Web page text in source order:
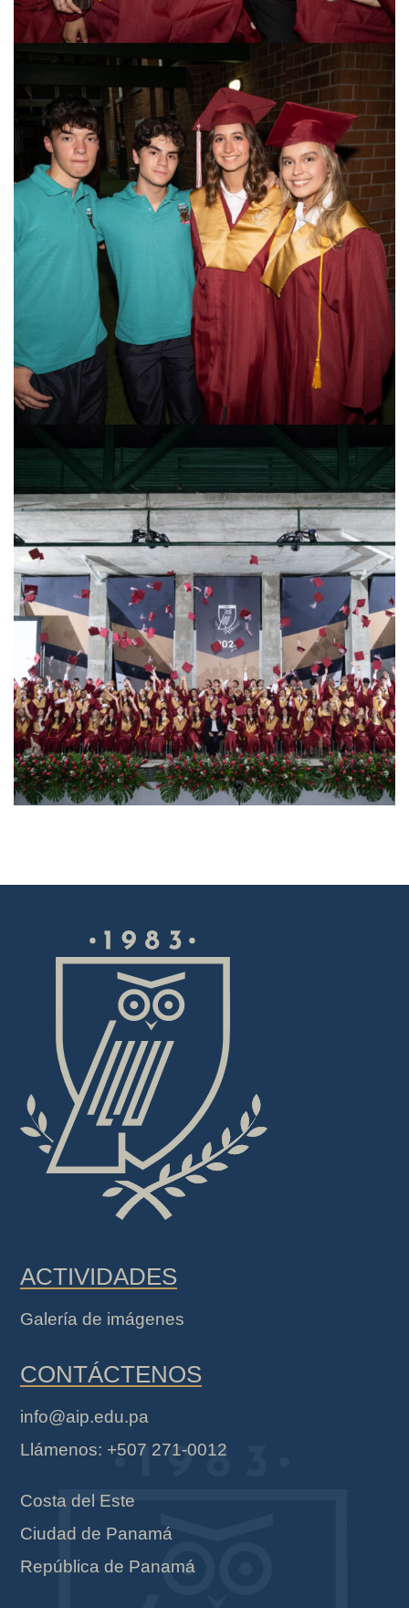
ACTIVIDADES
Galería de imágenes
CONTÁCTENOS
info@aip.edu.pa
Llámenos: +507 271-0012
Costa del Este
Ciudad de Panamá
República de Panamá